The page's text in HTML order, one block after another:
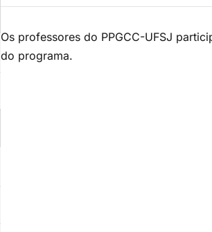
Os professores do PPGCC-UFSJ
do programa.